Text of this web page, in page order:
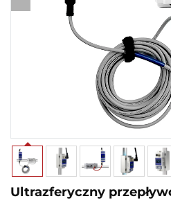
Ultrazferyczny